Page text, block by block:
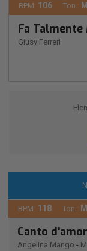
BPM: 106 Ton.:
Fa Talmente
Giusy Ferreri
BPM: 118 Ton.:
Canto
Angelina Mango -